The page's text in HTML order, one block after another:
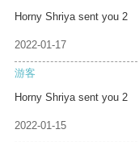
Horny Shriya sent you 2
2022-01-17
游客
Horny Shriya sent you 2
2022-01-15